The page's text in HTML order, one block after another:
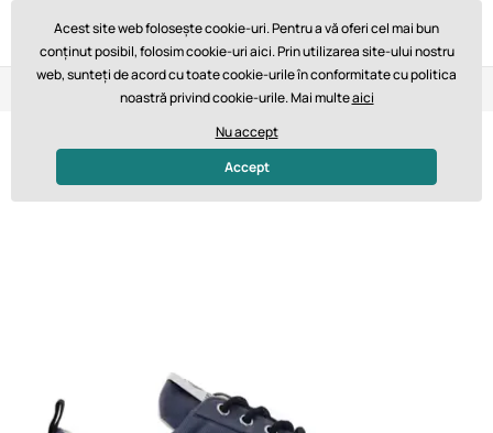
Retur în 14 zile Livrare rapidă de la 747,61 lei GRATUIT
Acest site web folosește cookie-uri. Pentru a vă oferi cel mai bun
conținut posibil, folosim cookie-uri aici. Prin utilizarea site-ului nostru
web, sunteți de acord cu toate cookie-urile în conformitate cu politica
noastră privind cookie-urile. Mai multeaici
Nu accept
Accept